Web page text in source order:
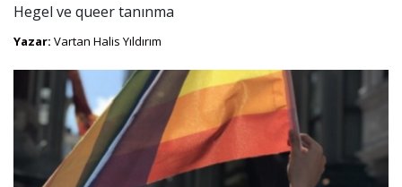
Hegel ve queer tanınma
Yazar: Vartan Halis Yıldırım